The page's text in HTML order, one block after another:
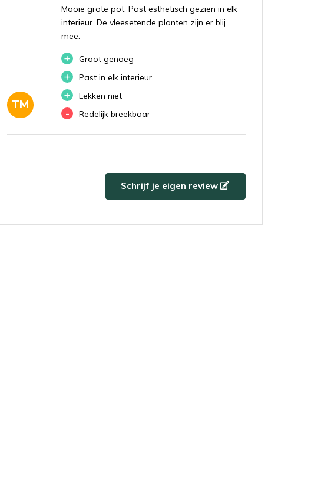
TM
Mooie grote pot. Past esthetisch gezien in elk
interieur. De vleesetende planten zijn er blij
mee.
+ Groot genoeg
+ Past in elk interieur
+ Lekken niet
- Redelijk breekbaar
Schrijf je eigen review